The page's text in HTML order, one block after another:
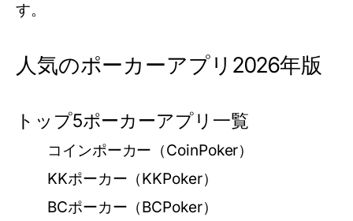
す。
人気のポーカーアプリ2026年版
トップ5ポーカーアプリ一覧
コインポーカー（CoinPoker）
KKポーカー（KKPoker）
BCポーカー（BCPoker）